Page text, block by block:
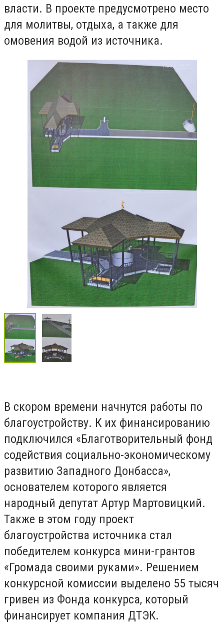
власти. В проекте предусмотрено место
для молитвы, отдыха, а также для
омовения водой из источника.
В скором времени начнутся работы по
благоустройству. К их финансированию
подключился «Благотворительный фонд
содействия социально-экономическому
развитию Западного Донбасса»,
основателем которого является
народный депутат Артур Мартовицкий.
Также в этом году проект
благоустройства источника стал
победителем конкурса мини-грантов
«Громада своими руками». Решением
конкурсной комиссии выделено 55 тысяч
гривен из Фонда конкурса, который
финансирует компания ДТЭК.